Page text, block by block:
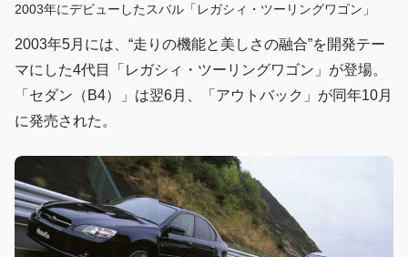
2003年にデビューしたスバル「レガシィ・ツーリングワゴン」
2003年5月には、“走りの機能と美しさの融合”を開発テー
マにした4代目「レガシィ・ツーリングワゴン」が登場。
「セダン（B4）」は翌6月、「アウトバック」が同年10月
に発売された。